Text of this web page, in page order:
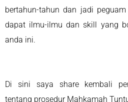
bertahun-tahun dan jadi
dapat ilmu-ilmu dan skill yang
anda ini.
Di sini saya share kembali
tentang prosedur Mahkamah